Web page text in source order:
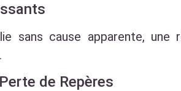
sans cause apparente,
de Repères